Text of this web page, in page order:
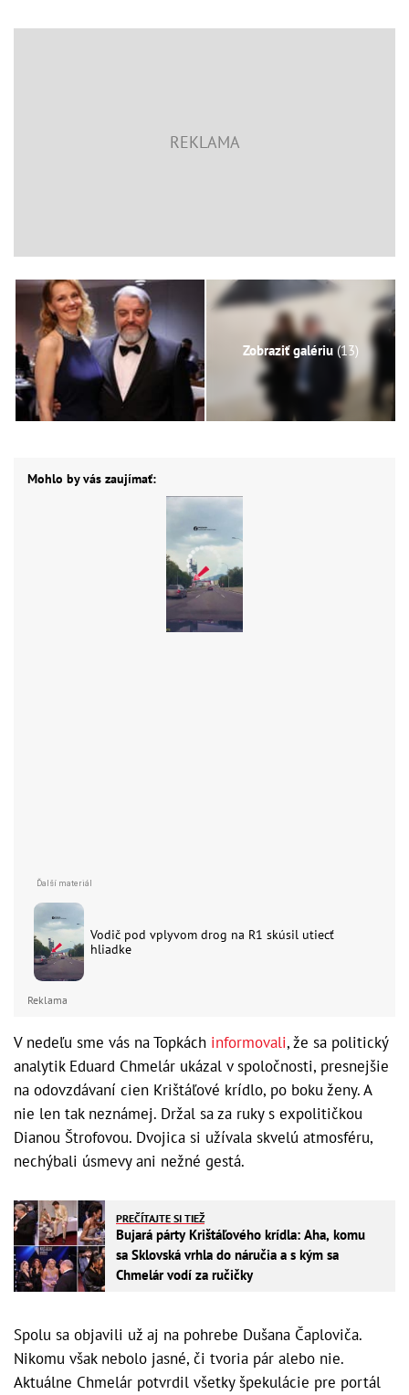
Zobraziť galériu(13)
Mohlo by vás zaujímať:
Vodič pod vplyvom drog na R1 skúsil utiecť
hliadke
Reklama
V nedeľu sme vás na Topkách informovali, že sa politický
analytik Eduard Chmelár ukázal v spoločnosti, presnejšie
na odovzdávaní cien Krištáľové krídlo, po boku ženy. A
nie len tak neznámej. Držal sa za ruky s expolitičkou
Dianou Štrofovou. Dvojica si užívala skvelú atmosféru,
nechýbali úsmevy ani nežné gestá.
PREČÍTAJTE SI TIEŽ
Bujará párty Krištáľového krídla: Aha, komu
sa Sklovská vrhla do náručia a s kým sa
Chmelár vodí za ručičky
Spolu sa objavili už aj na pohrebe Dušana Čaploviča.
Nikomu však nebolo jasné, či tvoria pár alebo nie.
Aktuálne Chmelár potvrdil všetky špekulácie pre portál